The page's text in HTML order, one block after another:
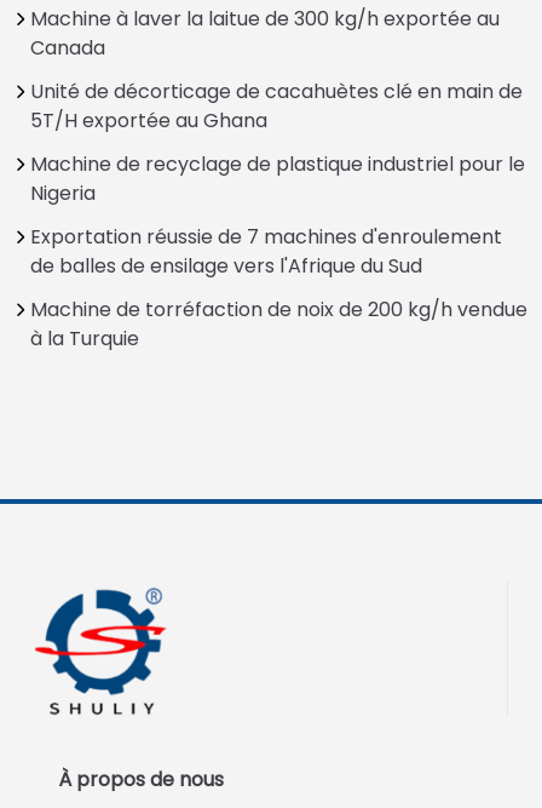
Machine à laver la laitue de 300 kg/h exportée au
Canada
Unité de décorticage de cacahuètes clé en main de
5T/H exportée au Ghana
Machine de recyclage de plastique industriel pour le
Nigeria
Exportation réussie de 7 machines d'enroulement
de balles de ensilage vers l'Afrique du Sud
Machine de torréfaction de noix de 200 kg/h vendue
à la Turquie
À propos de nous